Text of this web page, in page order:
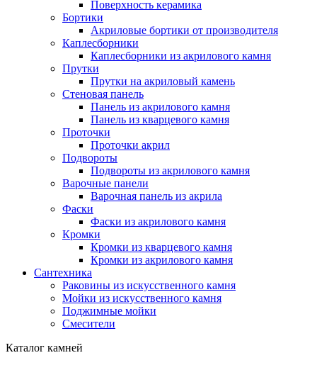
Поверхность керамика
Бортики
Акриловые бортики от производителя
Каплесборники
Каплесборники из акрилового камня
Прутки
Прутки на акриловый камень
Стеновая панель
Панель из акрилового камня
Панель из кварцевого камня
Проточки
Проточки акрил
Подвороты
Подвороты из акрилового камня
Варочные панели
Варочная панель из акрила
Фаски
Фаски из акрилового камня
Кромки
Кромки из кварцевого камня
Кромки из акрилового камня
Сантехника
Раковины из искусственного камня
Мойки из искусственного камня
Поджимные мойки
Смесители
Каталог камней